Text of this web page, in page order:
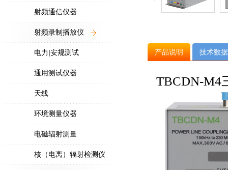
射频通信仪器
射频录制播放仪
电力|安规测试
通用测试仪器
天线
环境测量仪器
电磁辐射测量
核（电离）辐射检测仪
产品说明 技术数据
TBCDN-M4